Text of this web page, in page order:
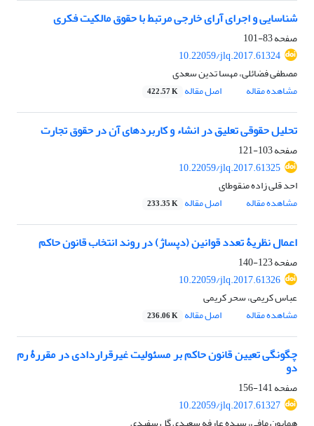
شناسایی و اجرای آرای خارجی مرتبط با حقوق مالکیت فکری
صفحه83-101
10.22059/jlq.2017.61324
مصطفی فضائلی، مهسا تدین سعدی
مشاهده مقاله
اصل مقاله 422.57 K
تحلیل حقوقی تعلیق در انشاء و کاربردهای آن در حقوق تجارت
صفحه103-121
10.22059/jlq.2017.61325
احد قلی زاده منقوطای
مشاهده مقاله
اصل مقاله 233.35 K
اعمال نظریۀ تعدد قوانین (دپساژ) در روند انتخاب قانون حاکم
صفحه123-140
10.22059/jlq.2017.61326
عباس کریمی، سحر کریمی
مشاهده مقاله
اصل مقاله 236.06 K
چگونگی تعیین قانون حاکم بر مسئولیت غیرقراردادی در مقررۀ رم
دو
صفحه141-156
10.22059/jlq.2017.61327